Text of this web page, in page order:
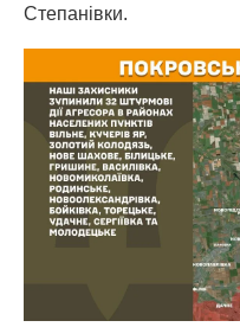
Степанівки.